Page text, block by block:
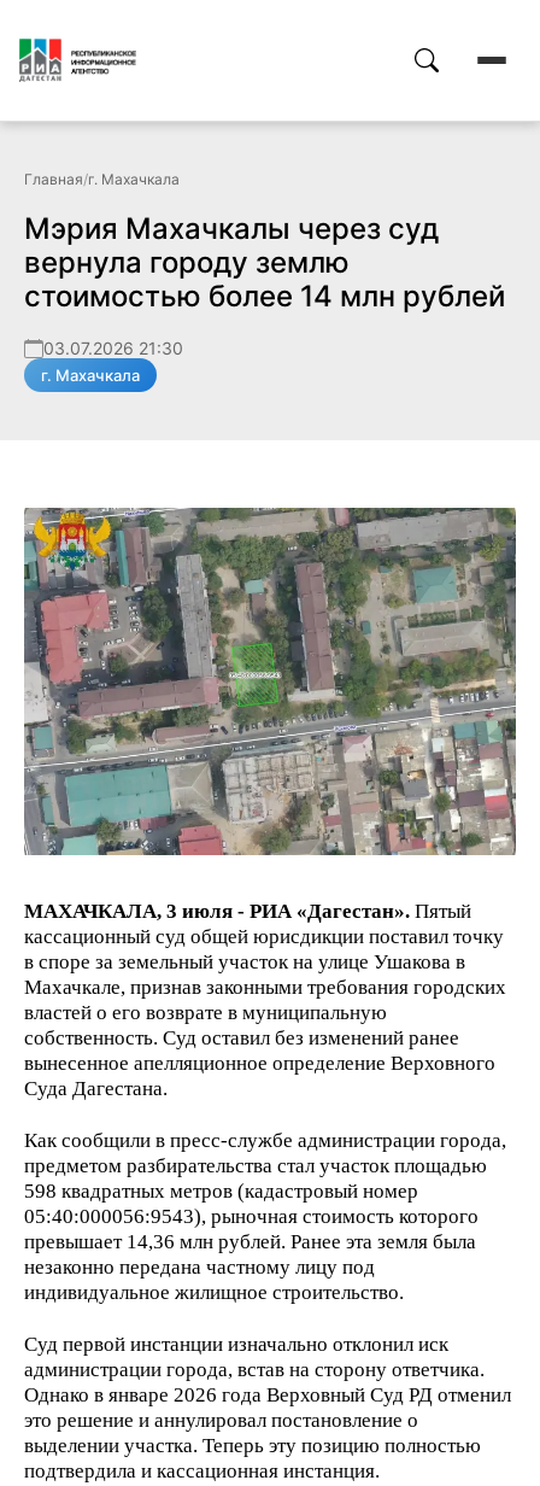
Главная/г. Махачкала
Мэрия Махачкалы через суд
вернула городу землю
стоимостью более 14 млн рублей
03.07.2026 21:30
г. Махачкала
МАХАЧКАЛА, 3 июля - РИА «Дагестан». Пятый
кассационный суд общей юрисдикции поставил точку
в споре за земельный участок на улице Ушакова в
Махачкале, признав законными требования городских
властей о его возврате в муниципальную
собственность. Суд оставил без изменений ранее
вынесенное апелляционное определение Верховного
Суда Дагестана.
Как сообщили в пресс-службе администрации города,
предметом разбирательства стал участок площадью
598 квадратных метров (кадастровый номер
05:40:000056:9543), рыночная стоимость которого
превышает 14,36 млн рублей. Ранее эта земля была
незаконно передана частному лицу под
индивидуальное жилищное строительство.
Суд первой инстанции изначально отклонил иск
администрации города, встав на сторону ответчика.
Однако в январе 2026 года Верховный Суд РД отменил
это решение и аннулировал постановление о
выделении участка. Теперь эту позицию полностью
подтвердила и кассационная инстанция.